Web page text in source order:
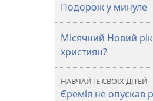
Подорож у минуле
Місячний Новий
християн?
НАВЧАЙТЕ СВОЇХ ДІТЕЙ
Єремія не опускав